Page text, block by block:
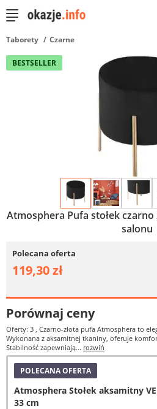
Taborety Czarne
BESTSELLER
Atmosphera Pufa stołek
salonu
Polecana oferta
119,30 zł
Porównaj ceny
Oferty: 3 , Czarno-złota pufa Atmosphera to
Wykonana z aksamitnej tkaniny, oferuje
Stabilność zapewniają... rozwiń
POLECANA OFERTA
Atmosphera Stołek aksamitny
33 cm